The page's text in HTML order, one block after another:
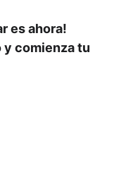
es ahora!
y comienza tu